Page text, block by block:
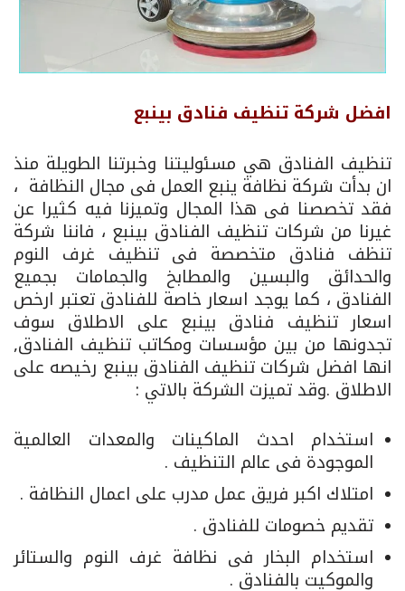
افضل شركة تنظيف فنادق بينبع
تنظيف الفنادق هي مسئوليتنا وخبرتنا الطويلة منذ
ان بدأت شركة نظافة ينبع العمل فى مجال النظافة ،
فقد تخصصنا فى هذا المجال وتميزنا فيه كثيرا عن
غيرنا من شركات تنظيف الفنادق بينبع ، فاننا شركة
تنظف فنادق متخصصة فى تنظيف غرف النوم
والحدائق والبسين والمطابخ والجمامات بجميع
الفنادق ، كما يوجد اسعار خاصة للفنادق تعتبر ارخص
اسعار تنظيف فنادق بينبع على الاطلاق سوف
تجدونها من بين مؤسسات ومكاتب تنظيف الفنادق,
انها افضل شركات تنظيف الفنادق بينبع رخيصه على
الاطلاق .وقد تميزت الشركة بالاتي :
استخدام احدث الماكينات والمعدات العالمية
الموجودة فى عالم التنظيف .
امتلاك اكبر فريق عمل مدرب على اعمال النظافة .
تقديم خصومات للفنادق .
استخدام البخار فى نظافة غرف النوم والستائر
والموكيت بالفنادق .